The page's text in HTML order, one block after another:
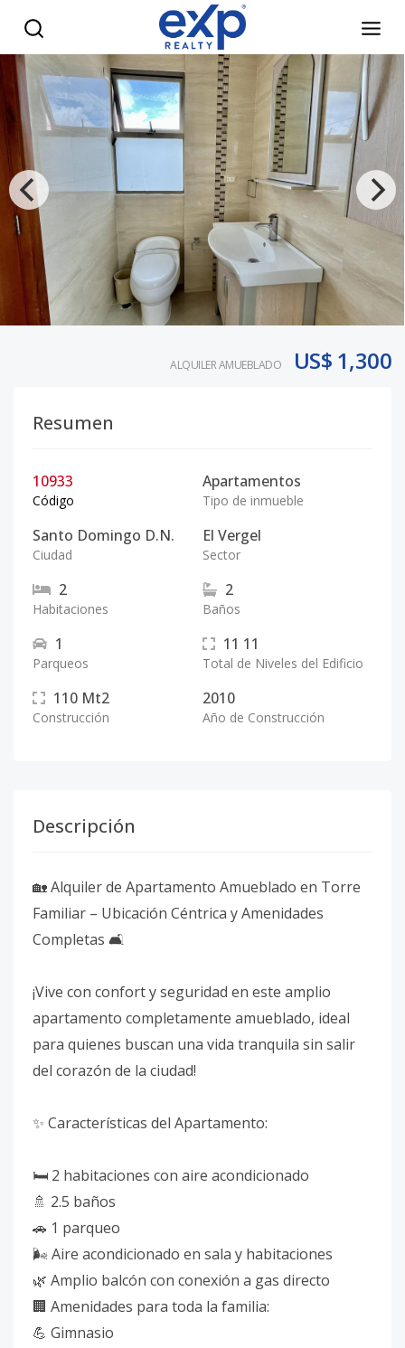
ALQUILER AMUEBLADO US$ 1,300
Resumen
10933
Código
Apartamentos
Tipo de inmueble
Santo Domingo D.N.
Ciudad
El Vergel
Sector
2
Habitaciones
2
Baños
1
Parqueos
11 11
Total de Niveles del Edificio
110 Mt2
Construcción
2010
Año de Construcción
Descripción
🏡 Alquiler de Apartamento Amueblado en Torre
Familiar – Ubicación Céntrica y Amenidades
Completas 🛋️
¡Vive con confort y seguridad en este amplio
apartamento completamente amueblado, ideal
para quienes buscan una vida tranquila sin salir
del corazón de la ciudad!
✨ Características del Apartamento:
🛏️ 2 habitaciones con aire acondicionado
🚿 2.5 baños
🚗 1 parqueo
🌬️ Aire acondicionado en sala y habitaciones
🌿 Amplio balcón con conexión a gas directo
🏢 Amenidades para toda la familia:
💪 Gimnasio
Alquiler de Apartamento Amueblado en Torre Familiar –